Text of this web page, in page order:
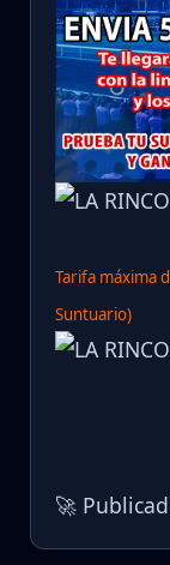
Tarifa máxima
Suntuario)
🚀